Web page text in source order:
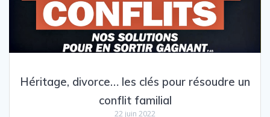
Héritage, divorce… les clés pour résoudre un
conflit familial
22 juin 2022